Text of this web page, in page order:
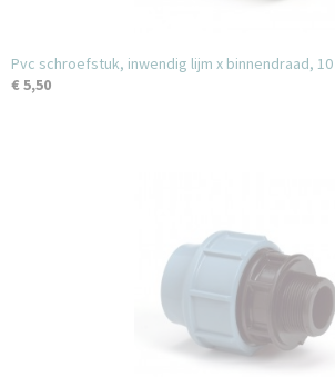
Pvc schroefstuk, inwendig lijm x binnendraad,
€ 5,50